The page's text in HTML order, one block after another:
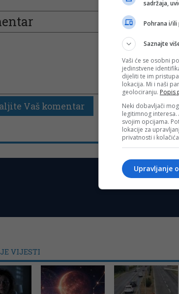
VIJESTI
sadržaja,
Pohrana i/ili
Saznajte
Vaši će se osobni
jedinstvene
dijeliti te im
lokacija. Mi i naši
geolociranju. Popis
Neki dobavljači
legitimnog interesa.
svojim opcijama.
lokacije za
privatnosti i
Upravljanje